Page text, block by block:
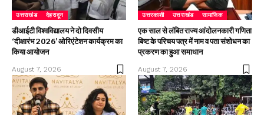
उत्तराखंड देहरादून
डीआईटी विश्वविद्यालय ने दो दिवसीय
‘दीक्षारंभ 2026’ ओरिएंटेशन कार्यक्रम का
किया आयोजन
August 7, 2026
उत्तरकाशी उत्तराखंड सामाजिक
एक साल से लंबित राज्य आंदोलनकारी गणिता
बिष्ट के परिचय पत्र में नाम व पता संशोधन का
प्रकरण का हुआ समाधान
August 7, 2026